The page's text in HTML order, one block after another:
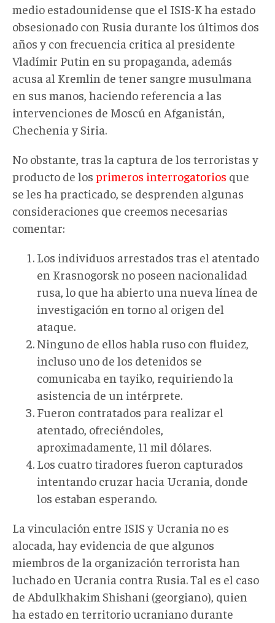
medio estadounidense que el ISIS-K ha estado
obsesionado con Rusia durante los últimos dos
años y con frecuencia critica al presidente
Vladímir Putin en su propaganda, además
acusa al Kremlin de tener sangre musulmana
en sus manos, haciendo referencia a las
intervenciones de Moscú en Afganistán,
Chechenia y Siria.
No obstante, tras la captura de los terroristas y
producto de los primeros interrogatorios que
se les ha practicado, se desprenden algunas
consideraciones que creemos necesarias
comentar:
Los individuos arrestados tras el atentado
en Krasnogorsk no poseen nacionalidad
rusa, lo que ha abierto una nueva línea de
investigación en torno al origen del
ataque.
Ninguno de ellos habla ruso con fluidez,
incluso uno de los detenidos se
comunicaba en tayiko, requiriendo la
asistencia de un intérprete.
Fueron contratados para realizar el
atentado, ofreciéndoles,
aproximadamente, 11 mil dólares.
Los cuatro tiradores fueron capturados
intentando cruzar hacia Ucrania, donde
los estaban esperando.
La vinculación entre ISIS y Ucrania no es
alocada, hay evidencia de que algunos
miembros de la organización terrorista han
luchado en Ucrania contra Rusia. Tal es el caso
de Abdulkhakim Shishani (georgiano), quien
ha estado en territorio ucraniano durante